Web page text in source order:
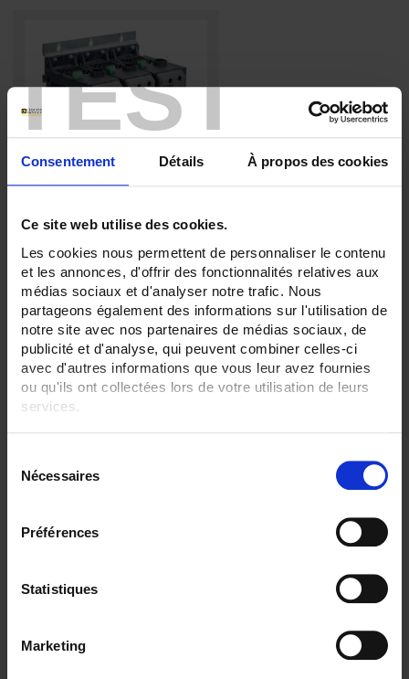
TEST
Consentement Détails À propos des cookies
Ce site web utilise des cookies.
Les cookies nous permettent de personnaliser le contenu
et les annonces, d'offrir des fonctionnalités relatives aux
médias sociaux et d'analyser notre trafic. Nous
partageons également des informations sur l'utilisation de
notre site avec nos partenaires de médias sociaux, de
publicité et d'analyse, qui peuvent combiner celles-ci
avec d'autres informations que vous leur avez fournies
ou qu'ils ont collectées lors de votre utilisation de leurs
services.
Nécessaires
Préférences
Statistiques
Marketing
THYRITOP 600 TRIPHASE
PUISSANCE
égulateurs de puissance triphasés de
Réseaux 480 V et 690 V
Communication Modbus RTU RS485
en standard
Bus de terrain CANopen, EtherCAT,
EtherNet/IP, DeviceNet, Profibus,
Profinet
RÉGULATEUR DE
PUISSANCE